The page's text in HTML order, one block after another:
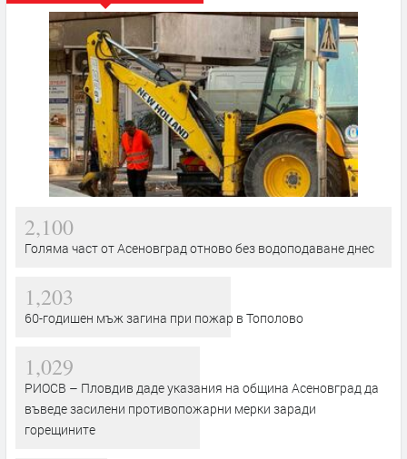
2,100
Голяма част от Асеновград отново без водоподаване днес
1,203
60-годишен мъж загина при пожар в Тополово
1,029
РИОСВ – Пловдив даде указания на община Асеновград да
въведе засилени противопожарни мерки заради
горещините